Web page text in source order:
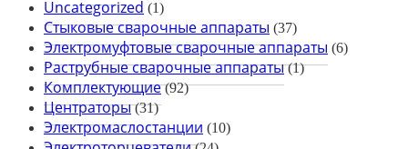
Uncategorized (1)
Стыковые сварочные аппараты (37)
Электромуфтовые сварочные аппараты (6)
Раструбные сварочные аппараты (1)
Комплектующие (92)
Центраторы (31)
Электромаслостанции (10)